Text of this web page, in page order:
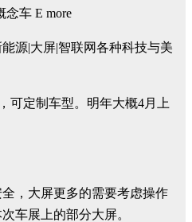
念车 E more
可定制车型。明年大概4月上
，大屏更多的需要考虑操作
车展上的部分大屏。